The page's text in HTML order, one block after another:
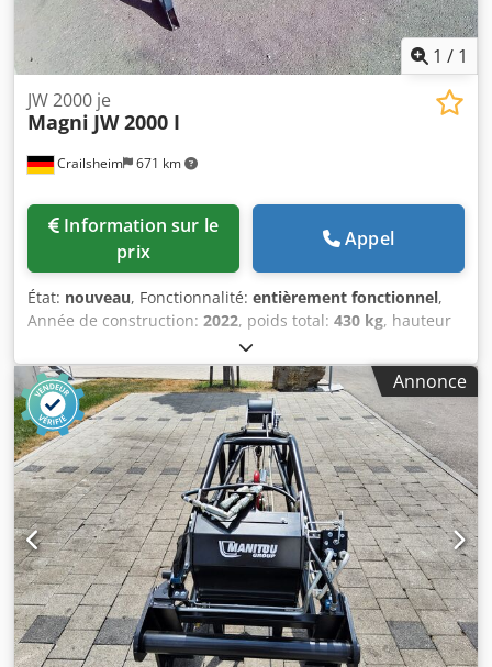
1 / 1
Crailsheim 671 km
JW 2000 je
Magni JW 2000 I
prix
Appel
État: nouveau, Fonctionnalité: entièrement fonctionnel,
Année de construction: 2022, poids total: 430 kg, hauteur
, longueur totale:
totale:820 mm, capacité de charge:2 000 kg, Treuil à mât
treillis Fabricant : Magni Chjdsxqhw Aopfx Ahrja Modèle :
JW 2000 I Année de fabrication : 2022 Hauteur (mm) : 1 200
Longueur (mm) : 2 300 Capacité de levage (kg) : 2 000 Poids
(kg) : 430 Largeur (mm) : 820
Annonce